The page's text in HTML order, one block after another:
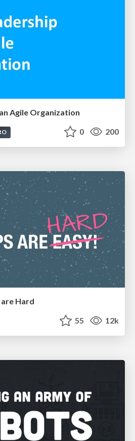
Agile Organization
0 200
Hard
55 12k